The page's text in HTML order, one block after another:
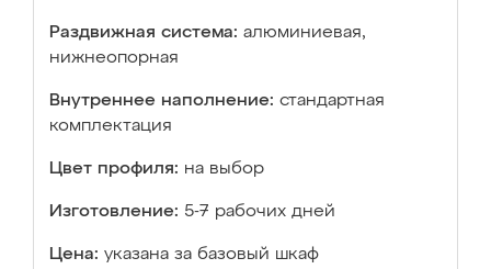
Раздвижная система: алюминиевая,
нижнеопорная
Внутреннее наполнение: стандартная
комплектация
Цвет профиля: на выбор
Изготовление: 5-7 рабочих дней
Цена: указана за базовый шкаф